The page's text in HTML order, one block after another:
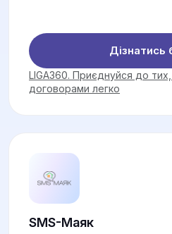
Дізнатись
LIGA360. Приєднуйся до
договорами легко
SMS-Маяк